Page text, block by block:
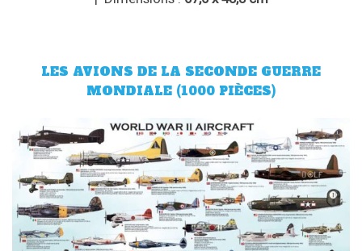
LES AVIONS DE LA SECONDE GUERRE
MONDIALE (1000 PIÈCES)